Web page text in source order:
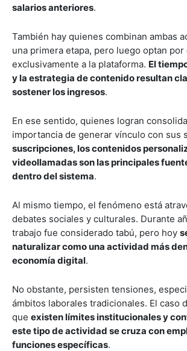
salarios anteriores.
También hay quienes combinan ambas
una primera etapa, pero luego optan por
exclusivamente a la plataforma. El
y la estrategia de contenido resultan
sostener los ingresos.
En ese sentido, quienes logran
importancia de generar vínculo con sus
suscripciones, los contenidos
videollamadas son las principales
dentro del sistema.
Al mismo tiempo, el fenómeno está
debates sociales y culturales. Durante
trabajo fue considerado tabú, pero hoy
naturalizar como una actividad más
economía digital.
No obstante, persisten tensiones,
ámbitos laborales tradicionales. El caso
que existen límites institucionales y
este tipo de actividad se cruza con
funciones específicas.